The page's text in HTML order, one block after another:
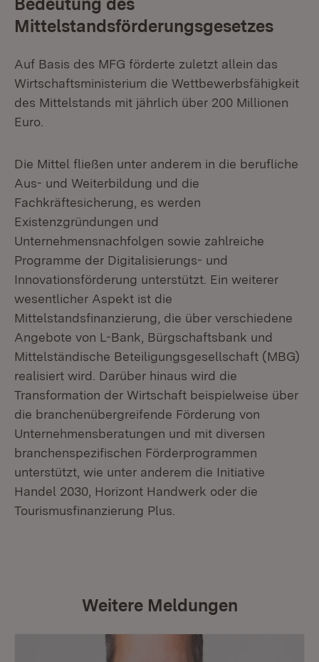
Mittelstandsförderungsgesetzes
Auf Basis des MFG förderte zuletzt allein das
Wirtschaftsministerium die Wettbewerbsfähigkeit
des Mittelstands mit jährlich über 200 Millionen
Euro.
Die Mittel fließen unter anderem in die berufliche
Aus- und Weiterbildung und die
Fachkräftesicherung, es werden
Existenzgründungen und
Unternehmensnachfolgen sowie zahlreiche
Programme der Digitalisierungs- und
Innovationsförderung unterstützt. Ein weiterer
wesentlicher Aspekt ist die
Mittelstandsfinanzierung, die über verschiedene
Angebote von L-Bank, Bürgschaftsbank und
Mittelständische Beteiligungsgesellschaft (MBG)
realisiert wird. Darüber hinaus wird die
Transformation der Wirtschaft beispielweise über
die branchenübergreifende Förderung von
Unternehmensberatungen und mit diversen
branchenspezifischen Förderprogrammen
unterstützt, wie unter anderem die Initiative
Handel 2030, Horizont Handwerk oder die
Tourismusfinanzierung Plus.
Weitere Meldungen